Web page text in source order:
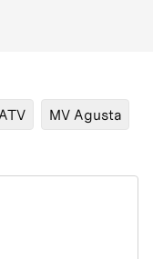
MV Agusta